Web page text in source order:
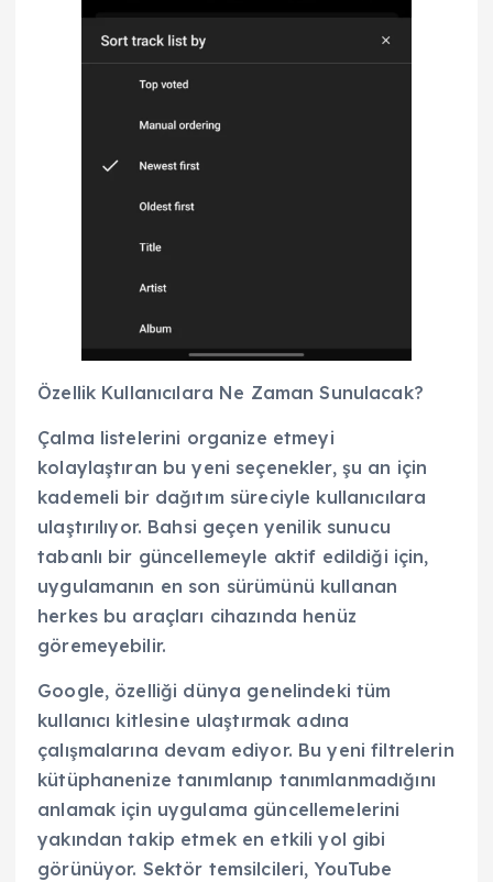
Özellik Kullanıcılara Ne Zaman Sunulacak?
Çalma listelerini organize etmeyi
kolaylaştıran bu yeni seçenekler, şu an için
kademeli bir dağıtım süreciyle kullanıcılara
ulaştırılıyor. Bahsi geçen yenilik sunucu
tabanlı bir güncellemeyle aktif edildiği için,
uygulamanın en son sürümünü kullanan
herkes bu araçları cihazında henüz
göremeyebilir.
Google, özelliği dünya genelindeki tüm
kullanıcı kitlesine ulaştırmak adına
çalışmalarına devam ediyor. Bu yeni filtrelerin
kütüphanenize tanımlanıp tanımlanmadığını
anlamak için uygulama güncellemelerini
yakından takip etmek en etkili yol gibi
görünüyor. Sektör temsilcileri, YouTube